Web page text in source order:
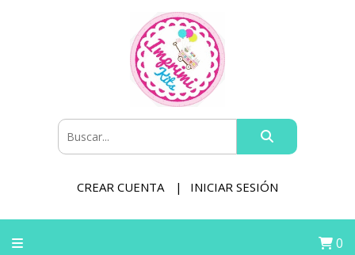
CREAR CUENTA INICIAR SESIÓN
0